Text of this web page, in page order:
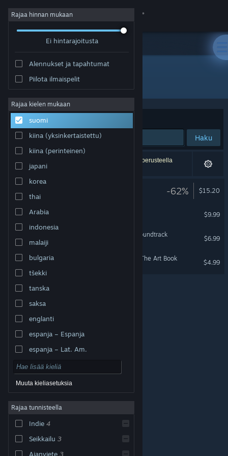
Kirjaudu sisään
Tietoa
Tuki
Vaihda kieli
Hanki Steam-mobiilisovellus
Näytä työpöytäsivusto
© Valve Corporation. Kaikki oikeudet pidätetään. Kaikki
Yhdysvalloissa ja kaikkialla maailmassa.
Helppokäyttötoiminnot
Hyvitykset|Evästeet
Rajaa hinnan mukaan
Ei hintarajoitusta
Alennukset ja tapahtumat
Piilota ilmaispelit
Rajaa kielen mukaan
suomi
kiina (yksinkertaistettu)
kiina (perinteinen)
japani
korea
thai
Arabia
indonesia
malaiji
bulgaria
tšekki
tanska
saksa
englanti
espanja – Espanja
espanja – Lat. Am.
Muuta kieliasetuksia
Rajaa tunnisteella
Indie 4
Seikkailu 3
Ajanviete 3
Julkaisija: Coconut Island Games
Järjestelyperuste
Haku
4 tulosta vastaa hakuasi. 10 peliä on asetustesi perusteella
jätetty pois.
-62% $15.20
$9.99
LUNA The Shadow Dust Soundtrack
$6.99
LUNA The Shadow Dust - The Art Book
$4.99